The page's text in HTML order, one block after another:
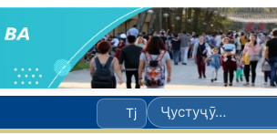
Tj